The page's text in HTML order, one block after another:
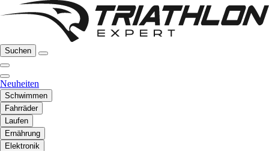
Suchen
Neuheiten
Schwimmen
Fahrräder
Laufen
Ernährung
Elektronik